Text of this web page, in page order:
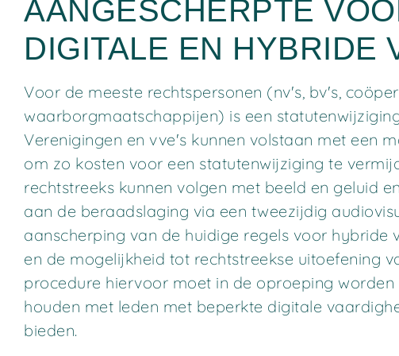
AANGESCHERPTE
DIGITALE EN HYBRIDE
Voor de meeste rechtspersonen (nv's, bv's,
waarborgmaatschappijen) is een
Verenigingen en vve's kunnen volstaan met een
om zo kosten voor een statutenwijziging te
rechtstreeks kunnen volgen met beeld en geluid
aan de beraadslaging via een tweezijdig
aanscherping van de huidige regels voor hybride
en de mogelijkheid tot rechtstreekse uitoefening
procedure hiervoor moet in de oproeping
houden met leden met beperkte digitale
bieden.